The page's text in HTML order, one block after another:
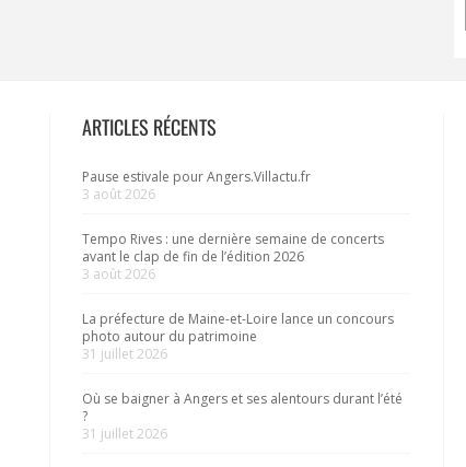
ARTICLES RÉCENTS
Pause estivale pour Angers.Villactu.fr
3 août 2026
Tempo Rives : une dernière semaine de concerts
avant le clap de fin de l’édition 2026
3 août 2026
La préfecture de Maine-et-Loire lance un concours
photo autour du patrimoine
31 juillet 2026
Où se baigner à Angers et ses alentours durant l’été
?
31 juillet 2026